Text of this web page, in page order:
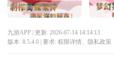
九游APP | 更新: 2026-07-14 14:14:13
版本: 8.5.4.0| 要求: 权限详情、 隐私政策